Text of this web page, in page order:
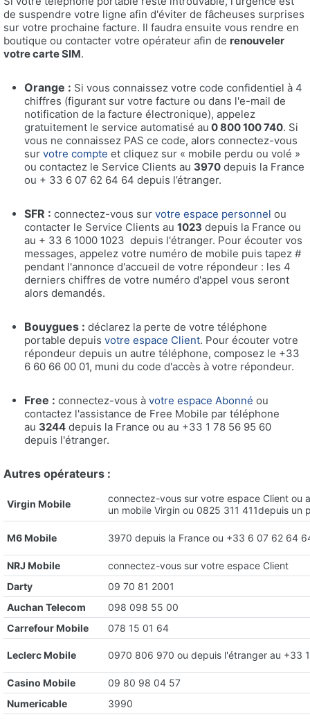
de suspendre votre ligne afin d'éviter de fâcheuses surprises
sur votre prochaine facture. Il faudra ensuite vous rendre en
boutique ou contacter votre opérateur afin de renouveler
votre carte SIM.
Orange : Si vous connaissez votre code confidentiel à 4
chiffres (figurant sur votre facture ou dans l'e-mail de
notification de la facture électronique), appelez
gratuitement le service automatisé au 0 800 100 740. Si
vous ne connaissez PAS ce code, alors connectez-vous
sur votre compte et cliquez sur « mobile perdu ou volé »
ou contactez le Service Clients au 3970 depuis la France
ou + 33 6 07 62 64 64 depuis l’étranger.
SFR : connectez-vous sur votre espace personnel ou
contacter le Service Clients au 1023 depuis la France ou
au + 33 6 1000 1023 depuis l'étranger. Pour écouter vos
messages, appelez votre numéro de mobile puis tapez #
pendant l'annonce d'accueil de votre répondeur : les 4
derniers chiffres de votre numéro d'appel vous seront
alors demandés.
Bouygues : déclarez la perte de votre téléphone
portable depuis votre espace Client. Pour écouter votre
répondeur depuis un autre téléphone, composez le +33
6 60 66 00 01, muni du code d'accès à votre répondeur.
Free : connectez-vous à votre espace Abonné ou
contactez l'assistance de Free Mobile par téléphone
au 3244 depuis la France ou au +33 1 78 56 95 60
depuis l'étranger.
Autres opérateurs :
Virgin Mobile connectez-vous sur votre espace Client ou
un mobile Virgin ou 0825 311 411depuis un
M6 Mobile 3970 depuis la France ou +33 6 07 62 64
NRJ Mobile connectez-vous sur votre espace Client
Darty
09 70 81 2001
Auchan Telecom
098 098 55 00
Carrefour Mobile
078 15 01 64
Leclerc Mobile 0970 806 970 ou depuis l'étranger au +33
Casino Mobile
09 80 98 04 57
Numericable
3990